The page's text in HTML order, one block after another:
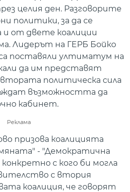
целия ден. Разговорите
политики, за да се
и от двете коалиции
Лидерът на ГЕРБ Бойко
поставяли ултиматум на
да им представят
политическа сила
възможността да
кабинет.
Реклама
призова коалицията
- "Демократична
с кого би могла
с втория
коалиция, че говорят